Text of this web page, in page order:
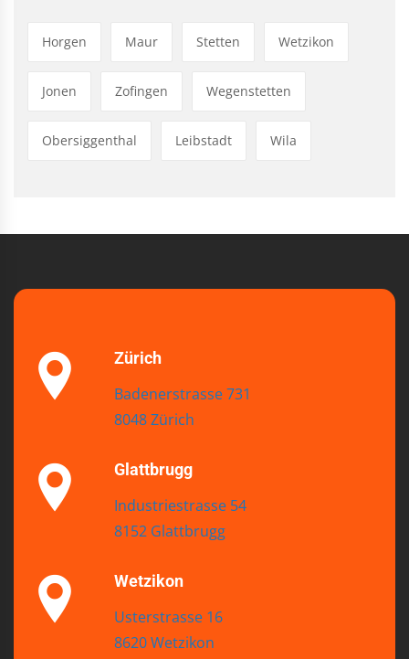
Horgen Maur Stetten Wetzikon
Jonen Zofingen Wegenstetten
Obersiggenthal Leibstadt Wila
Zürich
Badenerstrasse 731
8048 Zürich
Glattbrugg
Industriestrasse 54
8152 Glattbrugg
Wetzikon
Usterstrasse 16
8620 Wetzikon